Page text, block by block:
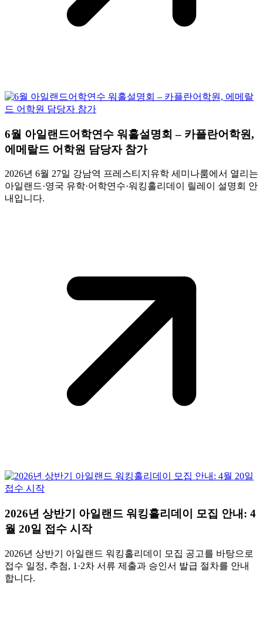
6월 아일랜드어학연수 워홀설명회 – 카플란어학원,
에메랄드 어학원 담당자 참가
2026년 6월 27일 강남역 프레스티지유학 세미나룸에서 열리는
아일랜드·영국 유학·어학연수·워킹홀리데이 릴레이 설명회 안
내입니다.
2026년 상반기 아일랜드 워킹홀리데이 모집 안내: 4
월 20일 접수 시작
2026년 상반기 아일랜드 워킹홀리데이 모집 공고를 바탕으로
접수 일정, 추첨, 1·2차 서류 제출과 승인서 발급 절차를 안내
합니다.